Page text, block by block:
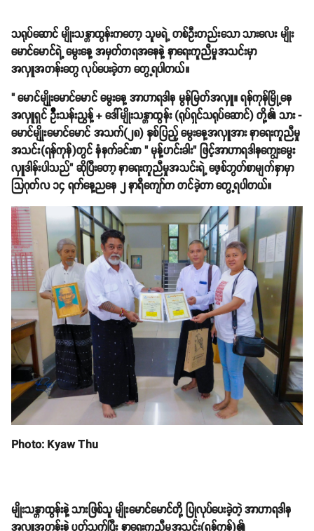
သရုပ်ဆောင် မျိုးသန္တာထွန်းကတော့ သူမရဲ့ တစ်ဦးတည်းသော သားလေး မျိုး
မောင်မောင်ရဲ့ မွေးနေ့ အမှတ်တရအနေနဲ့ နာရေးကူညီမှုအသင်းမှာ
အလှူအတန်းတွေ လုပ်ပေးခဲ့တာ တွေ့ရပါတယ်။
" မောင်မျိုုးမောင်မောင် မွေးနေ့ အာဟာရဒါန မွန်မြတ်အလှူ။ ရန်ကုန်မြို့နေ
အလှူရှင် ဦီးသန်းညွန့် + ‌ဒေါ်မျိုးသန္တာထွန်း (ရုပ်ရှင်သရုပ်ဆောင်) တို့၏ သား -
မောင်မျိုုးမောင်မောင် အသက်(၂၈) နှစ်ပြည့် မွေးနေ့အလှူအား နာရေးကူညီမှု
အသင်း(ရန်ကုန်)တွင် နံနက်ခင်းစာ " မုန့်ဟင်းခါး" ဖြင့်အာဟာရဒါနကျွေးမွေး
လှူဒါန်းပါသည်" ဆိုပြီးတော့ နာရေးကူညီမှုအသင်းရဲ့ ဖေ့စ်ဘွတ်စာမျက်နှာမှာ
သြဂုတ်လ ၁၄ ရက်နေ့ညနေ ၂ နာရီကျော်က တင်ခဲ့တာ တွေ့ရပါတယ်။
Photo: Kyaw Thu
မျိုးသန္တာထွန်းနဲ့ သားဖြစ်သူ မျိုးမောင်မောင်တို့ ပြုလုပ်ပေးခဲ့တဲ့ အာဟာရဒါန